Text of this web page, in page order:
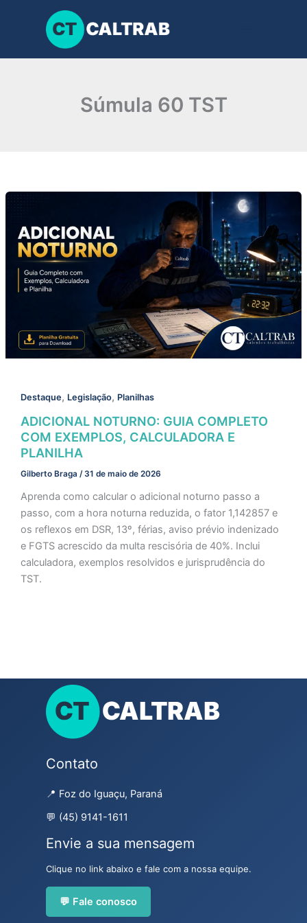
conteúdo
Súmula 60 TST
Destaque, Legislação, Planilhas
ADICIONAL NOTURNO: GUIA COMPLETO
COM EXEMPLOS, CALCULADORA E
PLANILHA
Gilberto Braga / 31 de maio de 2026
Aprenda como calcular o adicional noturno passo a
passo, com a hora noturna reduzida, o fator 1,142857 e
os reflexos em DSR, 13º, férias, aviso prévio indenizado
e FGTS acrescido da multa rescisória de 40%. Inclui
calculadora, exemplos resolvidos e jurisprudência do
TST.
Contato
📍 Foz do Iguaçu, Paraná
💬 (45) 9141-1611
Envie a sua mensagem
Clique no link abaixo e fale com a nossa equipe.
💬 Fale conosco